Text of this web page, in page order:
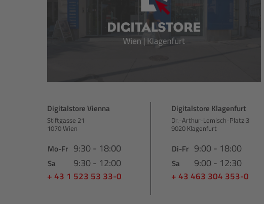
Digitalstore Vienna
Stiftgasse 21
1070 Wien
Mo-Fr 9:30 - 18:00
Sa 9:30 - 12:00
+ 43 1 523 53 33-0
Digitalstore Klagenfurt
Dr.-Arthur-Lemisch-Platz 3
9020 Klagenfurt
Di-Fr 9:00 - 18:00
Sa 9:00 - 12:30
+ 43 463 304 353-0